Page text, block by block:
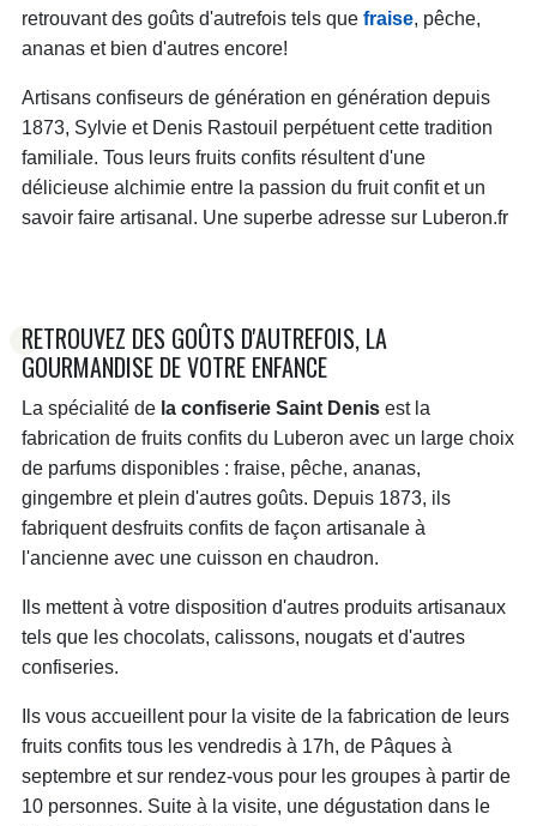
retrouvant des goûts d'autrefois tels que fraise, pêche,
ananas et bien d'autres encore!
Artisans confiseurs de génération en génération depuis
1873, Sylvie et Denis Rastouil perpétuent cette tradition
familiale. Tous leurs fruits confits résultent d'une
délicieuse alchimie entre la passion du fruit confit et un
savoir faire artisanal. Une superbe adresse sur Luberon.fr
RETROUVEZ DES GOÛTS D'AUTREFOIS, LA
GOURMANDISE DE VOTRE ENFANCE
La spécialité dela confiserie Saint Denisest la
fabrication de fruits confits du Luberon avec un large choix
de parfums disponibles : fraise, pêche, ananas,
gingembre et plein d'autres goûts. Depuis 1873, ils
fabriquent desfruits confits de façon artisanale à
l'ancienne avec une cuisson en chaudron.
Ils mettent à votre disposition d'autres produits artisanaux
tels que les chocolats, calissons, nougats et d'autres
confiseries.
Ils vous accueillent pour la visite de la fabrication de leurs
fruits confits tous les vendredis à 17h, de Pâques à
septembre et sur rendez-vous pour les groupes à partir de
10 personnes. Suite à la visite, une dégustation dans le